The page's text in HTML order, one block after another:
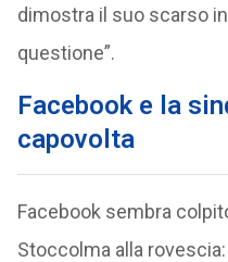
dimostra il suo scarso
questione”.
Facebook e la
capovolta
Facebook sembra
Stoccolma alla